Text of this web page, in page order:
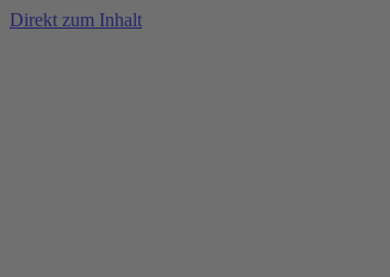
Direkt zum Inhalt